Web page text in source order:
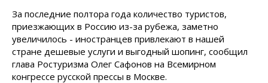
За последние полтора года количество туристов,
приезжающих в Россию из-за рубежа, заметно
увеличилось - иностранцев привлекают в нашей
стране дешевые услуги и выгодный шопинг, сообщил
глава Ростуризма Олег Сафонов на Всемирном
конгрессе русской прессы в Москве.